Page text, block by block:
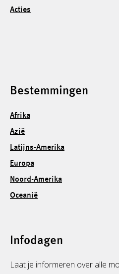
Acties
Bestemmingen
Afrika
Azië
Latijns-Amerika
Europa
Noord-Amerika
Oceanië
Infodagen
Laat je informeren over alle